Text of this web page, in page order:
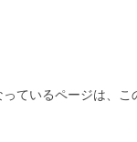
ているページは、こ